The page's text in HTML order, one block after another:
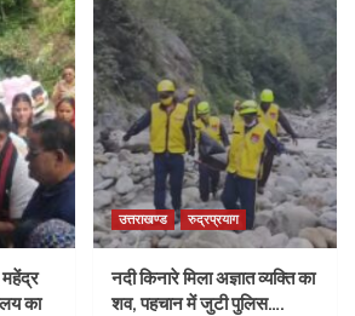
महेंद्र
का
उत्तराखण्ड रुद्रप्रयाग
नदी किनारे मिला अज्ञात व्यक्ति का
शव, पहचान में जुटी पुलिस….